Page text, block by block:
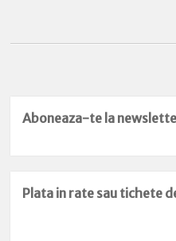
Aboneaza-te la
Plata in rate sau tichete